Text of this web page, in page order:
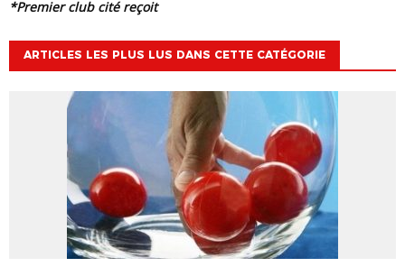
*Premier club cité reçoit
ARTICLES LES PLUS LUS DANS CETTE CATÉGORIE